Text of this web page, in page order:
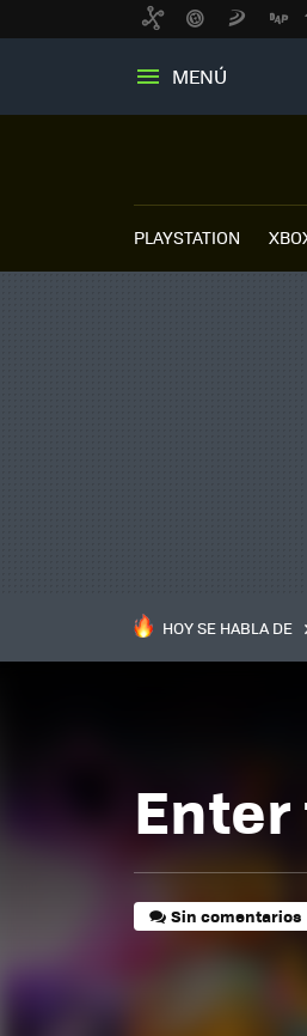
MENÚ
PLAYSTATION
HOY SE HABLA DE
Sin comentarios